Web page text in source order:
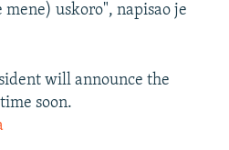
uskoro", napisao je
will announce the
soon.